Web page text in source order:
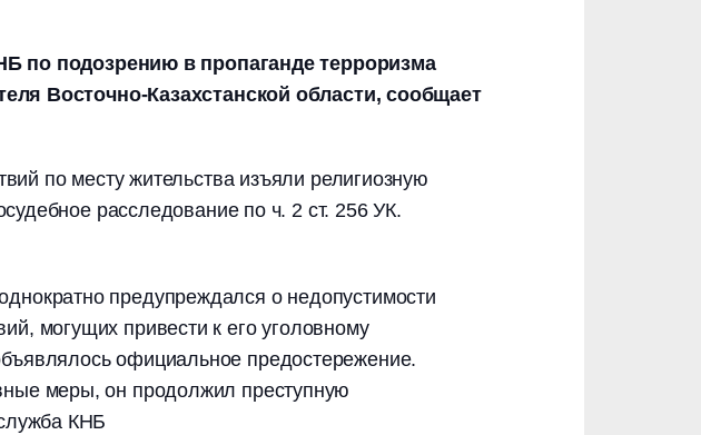
по подозрению в пропаганде терроризма
Восточно-Казахстанской области, сообщает
по месту жительства изъяли религиозную
расследование по ч. 2 ст. 256 УК.
предупреждался о недопустимости
могущих привести к его уголовному
официальное предостережение.
меры, он продолжил преступную
КНБ